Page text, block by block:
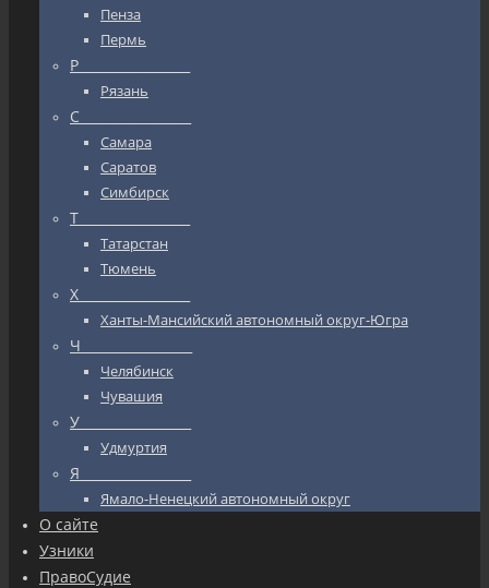
Пенза
Пермь
Р_________________
Рязань
С_________________
Самара
Саратов
Симбирск
Т_________________
Татарстан
Тюмень
Х_________________
Ханты-Мансийский автономный округ-Югра
Ч_________________
Челябинск
Чувашия
У_________________
Удмуртия
Я_________________
Ямало-Ненецкий автономный округ
О сайте
Узники
ПравоСудие